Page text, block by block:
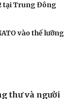
tại Trung Đông
vào thế lưỡng